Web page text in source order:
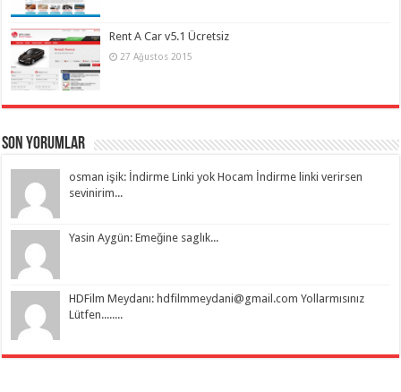
Rent A Car v5.1 Ücretsiz
27 Ağustos 2015
Son Yorumlar
osman işik: İndirme Linki yok Hocam İndirme linki verirsen
sevinirim...
Yasin Aygün: Emeğine saglık...
HDFilm Meydanı:hdfilmmeydani@gmail.com Yollarmısınız
Lütfen........